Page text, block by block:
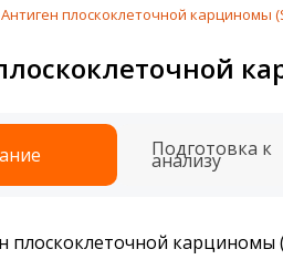
Акции
Комплексный
Сдать клеща на
Антиген плоскоклеточной карциномы
Подготовка к
анализу
плоскоклеточной карциномы